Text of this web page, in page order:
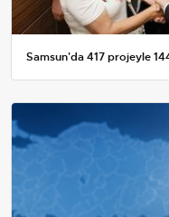
Samsun'da 417 projeyle